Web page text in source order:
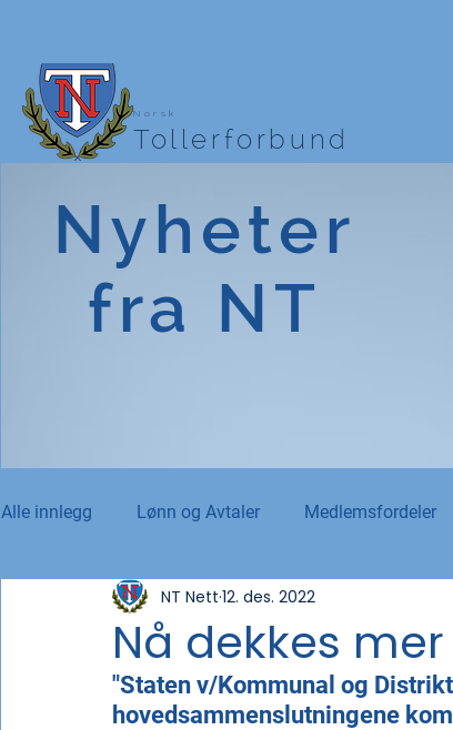
Norsk
Tollerforbund
Nyheter
fra NT
Alle innlegg Lønn og Avtaler Medlemsfordeler
Norsk Tollblad Kurs og Utdanning
Internasjonalt Andre nyheter Budsjett og
Nå dekkes
NT Nett 12. des. 2022
"Staten v/Kommunal og
hovedsammenslutningene